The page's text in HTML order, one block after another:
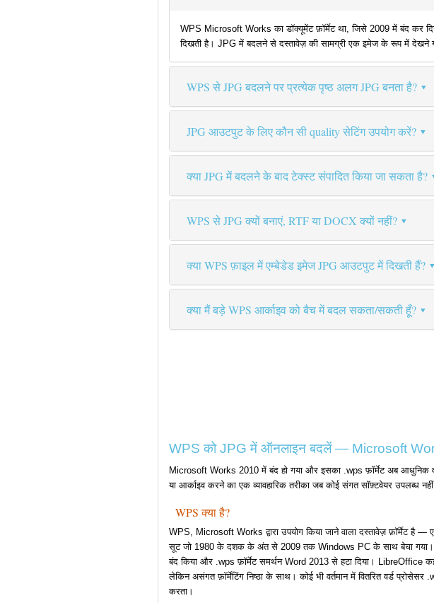
WPS Microsoft Works का डॉक्यूमेंट फ़ॉर्मेट था, जिसे 2009 में बंद कर
दिखती है। JPG में बदलने से दस्तावेज़ की सामग्री एक इमेज के रूप में देखने
WPS से JPG बदलने पर प्रत्येक पृष्ठ अलग JPG बनता है?
JPG आउटपुट के लिए कौन सी quality सेटिंग उपयोग करें?
क्या JPG में बदलने के बाद टेक्स्ट संपादित किया जा सकता है?
WPS से JPG क्यों बनाएं, RTF या DOCX क्यों नहीं?
क्या WPS फ़ाइल में एम्बेडेड इमेज JPG आउटपुट में दिखती हैं?
क्या मैं बड़े WPS आर्काइव को बैच में बदल सकता/सकती हूँ?
WPS को JPG में ऑनलाइन बदलें — Microsoft
Microsoft Works 2010 में बंद हो गया और इसका .wps फ़ॉर्मेट अब आधुनिक
या आर्काइव करने का एक व्यावहारिक तरीका जब कोई संगत सॉफ़्टवेयर उपलब्ध नहीं
WPS क्या है?
WPS, Microsoft Works द्वारा उपयोग किया जाने वाला दस्तावेज़ फ़ॉर्मेट है —
सूट जो 1980 के दशक के अंत से 2009 तक Windows PC के साथ बेचा
बंद किया और .wps फ़ॉर्मेट समर्थन Word 2013 से हटा दिया। LibreOffice
लेकिन असंगत फ़ॉर्मेटिंग निष्ठा के साथ। कोई भी वर्तमान में वितरित वर्ड
करता।